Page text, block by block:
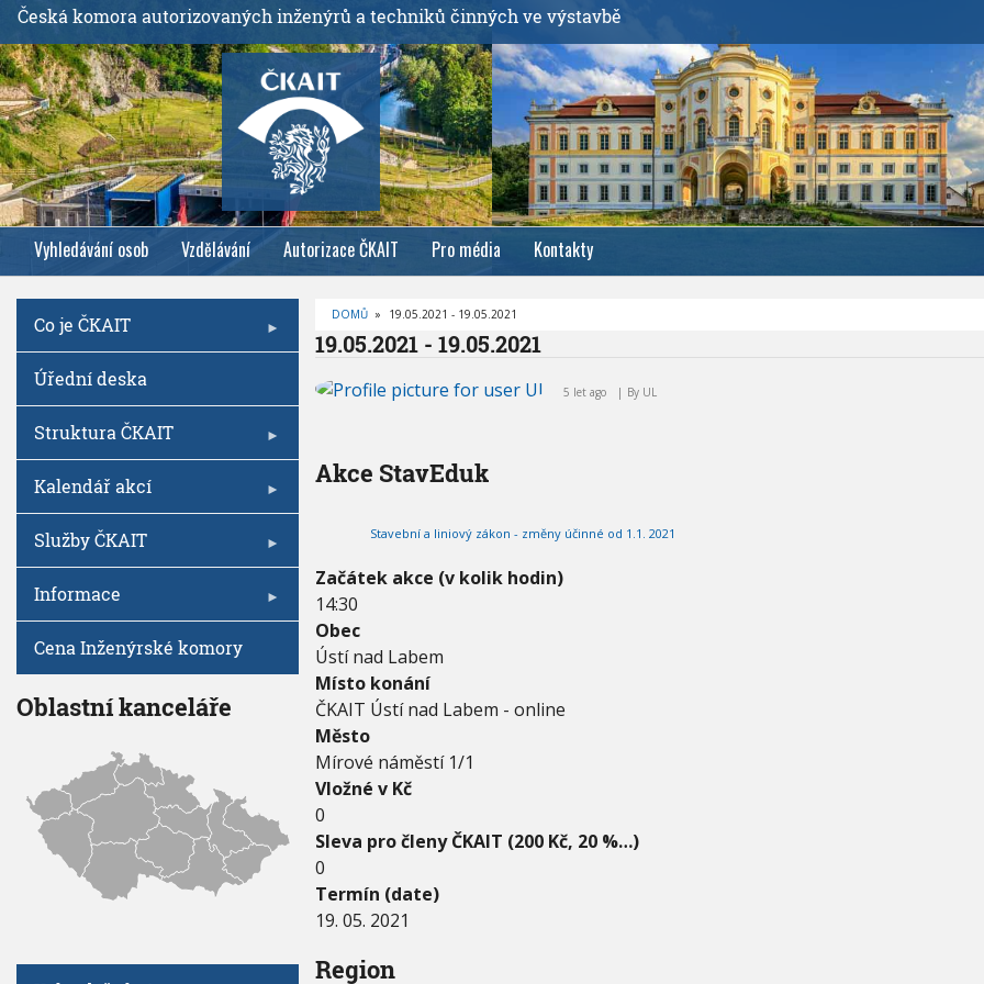
ř
e
j
í
t
k
h
l
v
Česká komora autorizovaných inženýrů a techniků činných ve výstavbě
Vyhledávání osob Vzdělávání Autorizace ČKAIT Pro média Kontakty
D
R
E
Č
N
A
DOMŮ » 19.05.2021 - 19.05.2021
19.05.2021 - 19.05.2021
9
.
-
1
9
.
0
5
.
2
0
2
1
5 let ago By UL
Akce StavEduk
Stavební a liniový zákon - změny účinné od 1.1. 2021
Začátek akce (v kolik hodin)
14:30
Obec
Ústí nad Labem
Místo konání
ČKAIT Ústí nad Labem - online
Město
Mírové náměstí 1/1
Vložné v Kč
0
Sleva pro členy ČKAIT (200 Kč, 20 %…)
0
Termín (date)
19. 05. 2021
Region
Co je ČKAIT
Úřední deska
Struktura ČKAIT
Kalendář akcí
Služby ČKAIT
Informace
Cena Inženýrské komory
Oblastní kanceláře